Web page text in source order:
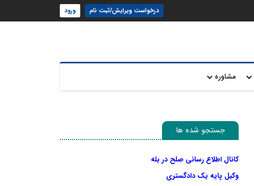
درخواست ویرایش/ثبت نام ورود
مشاوره
جستجو شده ها
کانال اطلاع رسانی صلح در بله
وکیل پایه یک دادگستری